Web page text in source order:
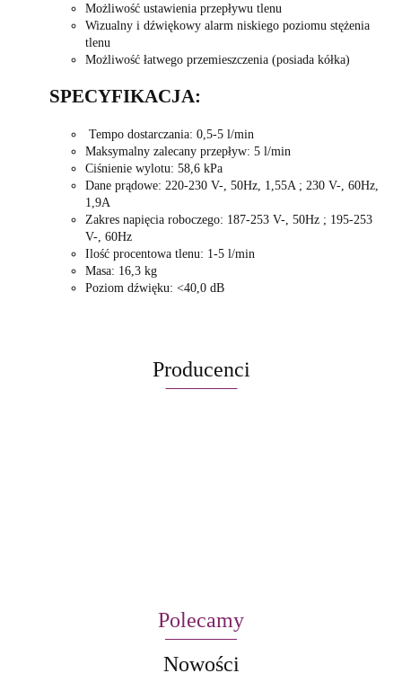
Możliwość ustawienia przepływu tlenu
Wizualny i dźwiękowy alarm niskiego poziomu stężenia
tlenu
Możliwość łatwego przemieszczenia (posiada kółka)
SPECYFIKACJA:
Tempo dostarczania: 0,5-5 l/min
Maksymalny zalecany przepływ: 5 l/min
Ciśnienie wylotu: 58,6 kPa
Dane prądowe: 220-230 V-, 50Hz, 1,55A ; 230 V-, 60Hz,
1,9A
Zakres napięcia roboczego: 187-253 V-, 50Hz ; 195-253
V-, 60Hz
Ilość procentowa tlenu: 1-5 l/min
Masa: 16,3 kg
Poziom dźwięku: <40,0 dB
Producenci
Polecamy
Nowości